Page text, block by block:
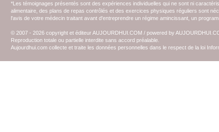
*Les témoignages présentés sont des expériences individuelles qui ne sont ni
alimentaire, des plans de repas contrôlés et des exercices physiques réguliers sont
l'avis de votre médecin traitant avant d'entreprendre un régime amincissant, un
© 2007 - 2026 copyright et éditeur AUJOURDHUI.COM / powered by
Reproduction totale ou partielle interdite sans accord préalable.
Aujourdhui.com collecte et traite les données personnelles dans le respect de la loi